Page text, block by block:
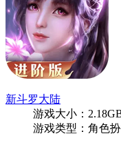
新斗罗大陆
游戏大小：
游戏类型：角色